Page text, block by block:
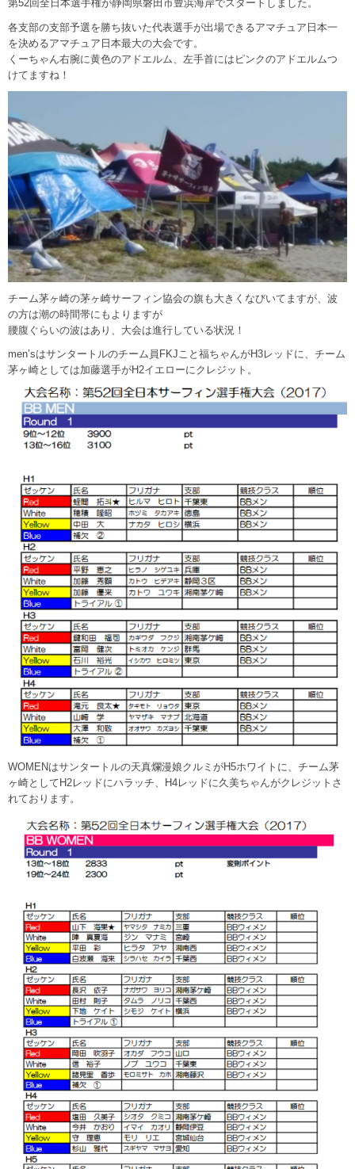
第52回全日本選手権が静岡県磐田市豊浜海岸でスタートしました。
各支部の支部予選を勝ち抜いた代表選手が出場できるアマチュア日本一
を決めるアマチュア日本最大の大会です。
くーちゃん右腕に黄色のアドエルム、左手首にはピンクのアドエルムつ
けてますね！
チーム茅ヶ崎の茅ヶ崎サーフィン協会の旗も大きくなびいてますが、波
の方は潮の時間帯にもよりますが
腰腹ぐらいの波はあり、大会は進行している状況！
men’sはサンタートルのチーム員FKJこと福ちゃんがH3レッドに、チーム
茅ヶ崎としては加藤選手がH2イエローにクレジット。
WOMENはサンタートルの天真爛漫娘クルミがH5ホワイトに、チーム茅
ヶ崎としてH2レッドにハラッチ、H4レッドに久美ちゃんがクレジットさ
れております。